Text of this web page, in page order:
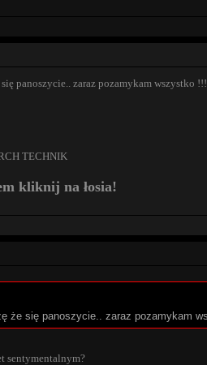
się panoszycie.. zaraz pozamykam wszystko
TECHNIK
kliknij na łosia!
że się panoszycie.. zaraz pozamykam
sentymentalnym?